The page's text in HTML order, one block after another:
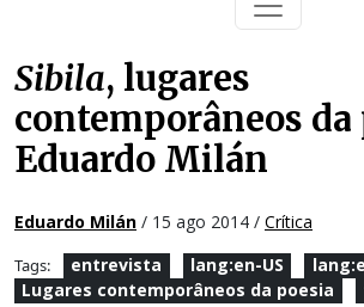
Sibila, lugares
contemporâneos da
Eduardo Milán
Eduardo Milán / 15 ago 2014 / Crítica
Tags: entrevista lang:en-US
Lugares contemporâneos da poesia